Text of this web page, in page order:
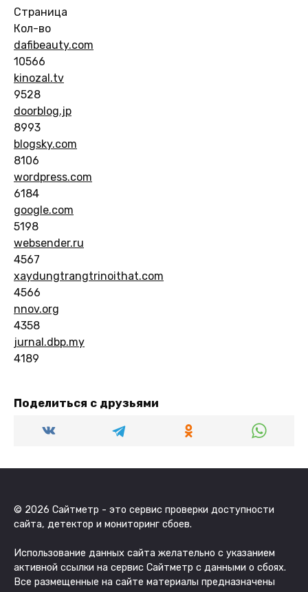
Страница
Кол-во
dafibeauty.com
10566
kinozal.tv
9528
doorblog.jp
8993
blogsky.com
8106
wordpress.com
6184
google.com
5198
websender.ru
4567
xaydungtrangtrinoithat.com
4566
nnov.org
4358
jurnal.dbp.my
4189
Поделиться с друзьями
© 2026 Сайтметр - это сервис проверки доступности
сайта, детектор и мониторинг сбоев.
Использование данных сайта желательно с указанием
активной ссылки на сервис Сайтметр с данными о сбоях.
Все размещенные на сайте материалы предназначены